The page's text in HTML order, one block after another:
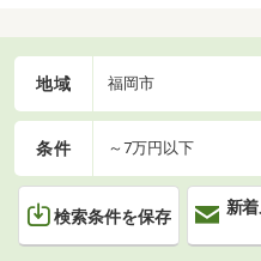
地域 福岡市
条件 ～7万円以下
検索条件を保存
新